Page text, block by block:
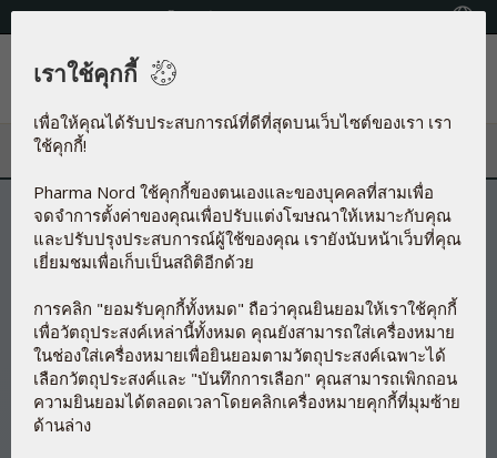
โทรศัพท์:+66 (0) 2279 6860 - 1
เมนู
เราใช้คุกกี้
เพื่อให้คุณได้รับประสบการณ์ที่ดีที่สุดบนเว็บไซต์ของเรา เรา
ใช้คุกกี้!
Pharma Nord ใช้คุกกี้ของตนเองและของบุคคลที่สามเพื่อ
จดจำการตั้งค่าของคุณเพื่อปรับแต่งโฆษณาให้เหมาะกับคุณ
และปรับปรุงประสบการณ์ผู้ใช้ของคุณ เรายังนับหน้าเว็บที่คุณ
เยี่ยมชมเพื่อเก็บเป็นสถิติอีกด้วย
การคลิก "ยอมรับคุกกี้ทั้งหมด" ถือว่าคุณยินยอมให้เราใช้คุกกี้
เพื่อวัตถุประสงค์เหล่านี้ทั้งหมด คุณยังสามารถใส่เครื่องหมาย
ในช่องใส่เครื่องหมายเพื่อยินยอมตามวัตถุประสงค์เฉพาะได้
เลือกวัตถุประสงค์และ "บันทึกการเลือก" คุณสามารถเพิกถอน
ความยินยอมได้ตลอดเวลาโดยคลิกเครื่องหมายคุกกี้ที่มุมซ้าย
ด้านล่าง